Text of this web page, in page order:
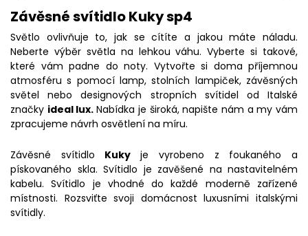
Závěsné svítidlo Kuky sp4
Světlo ovlivňuje to, jak se cítíte a jakou máte náladu.
Neberte výběr světla na lehkou váhu. Vyberte si takové,
které vám padne do noty. Vytvořte si doma příjemnou
atmosféru s pomocí lamp, stolních lampiček, závěsných
světel nebo designových stropních svítidel od Italské
značky ideal lux.Nabídka je široká, napište nám a my vám
zpracujeme návrh osvětlení na míru.
Závěsné svítidlo Kukyje vyrobeno z foukaného a
pískovaného skla. Svítidlo je zavěšené na nastavitelném
kabelu. Svítidlo je vhodné do každé moderně zařízené
místnosti. Rozsviťte svoji domácnost luxusními italskými
svítidly.